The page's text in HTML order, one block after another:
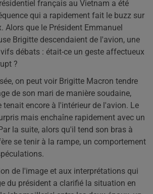
français au Vietnam a été
qui a rapidement fait le buzz sur
Alors que le Président Emmanuel
Brigitte descendaient de l'avion, une
débats : était-ce un geste affectueux
?
on peut voir Brigitte Macron tendre
de son mari de manière soudaine,
tenait encore à l'intérieur de l'avion. Le
mais enchaîne rapidement avec un
la suite, alors qu'il tend son bras à
se tenir à la rampe, un comportement
de l'image et aux interprétations qui
du président a clarifié la situation en